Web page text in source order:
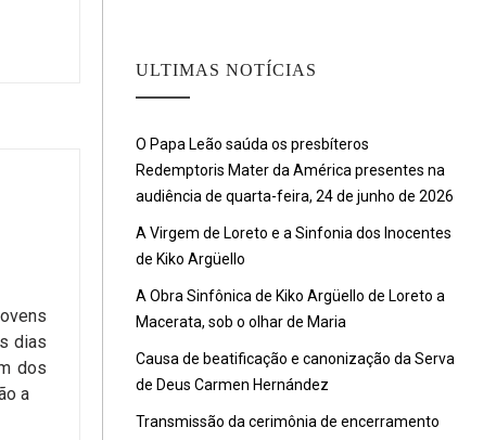
dias
dos
a
ULTIMAS NOTÍCIAS
O Papa Leão saúda os presbíteros
Redemptoris Mater da América presentes na
audiência de quarta-feira, 24 de junho de 2026
A Virgem de Loreto e a Sinfonia dos Inocentes
de Kiko Argüello
A Obra Sinfônica de Kiko Argüello de Loreto a
Macerata, sob o olhar de Maria
Causa de beatificação e canonização da Serva
de Deus Carmen Hernández
Transmissão da cerimônia de encerramento